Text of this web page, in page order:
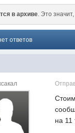
в архиве. Это
ответов
на 11